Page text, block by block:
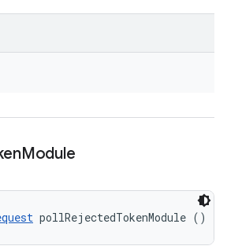
Module
pollRejectedTokenModule ()